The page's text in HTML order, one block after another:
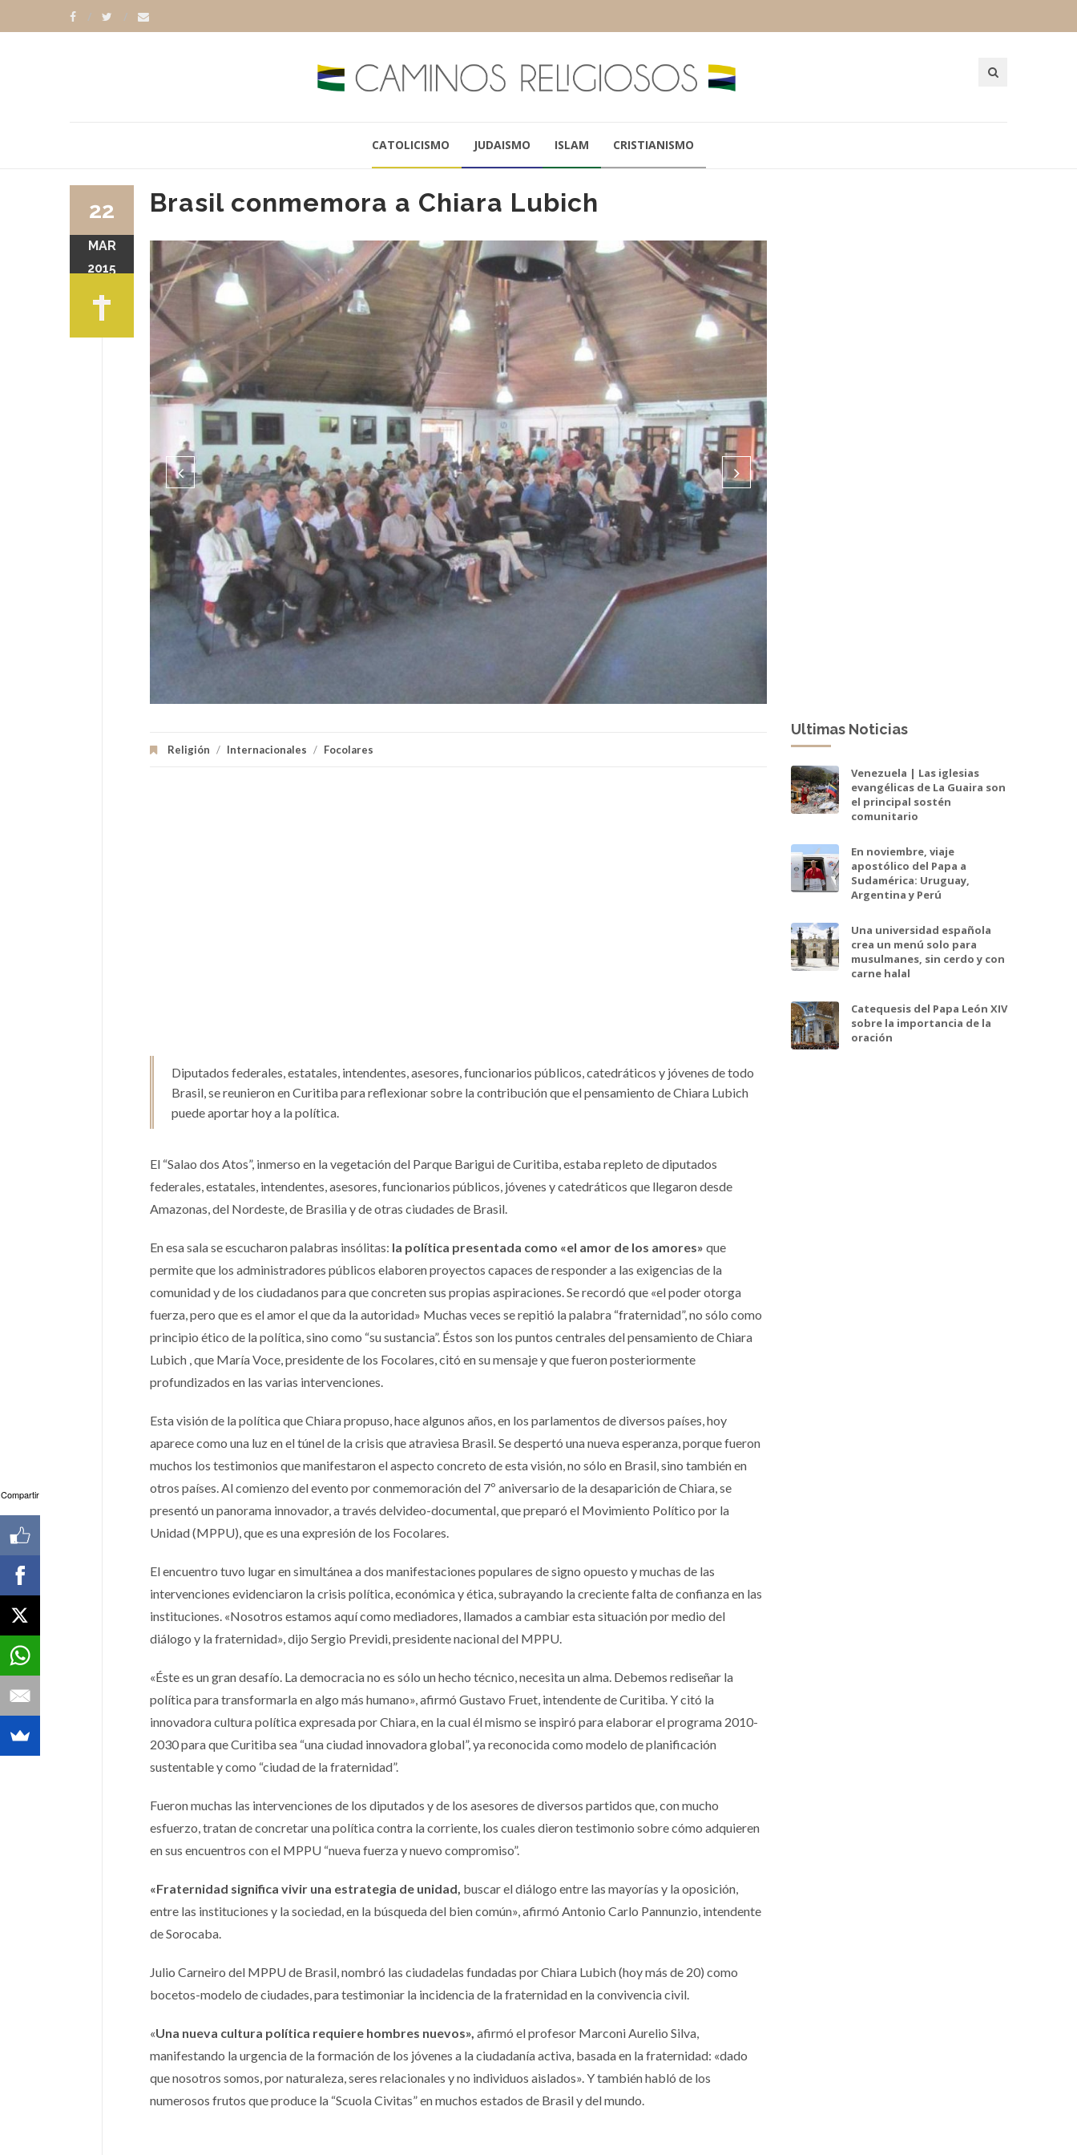
CATOLICISMO JUDAISMO ISLAM CRISTIANISMO
Brasil conmemora a Chiara Lubich
Religión / Internacionales / Focolares
22
MAR
2015
Diputados federales, estatales, intendentes, asesores, funcionarios públicos, catedráticos y jóvenes de todo
Brasil, se reunieron en Curitiba para reflexionar sobre la contribución que el pensamiento de Chiara Lubich
puede aportar hoy a la política.
El “Salao dos Atos”, inmerso en la vegetación del Parque Barigui de Curitiba, estaba repleto de diputados
federales, estatales, intendentes, asesores, funcionarios públicos, jóvenes y catedráticos que llegaron desde
Amazonas, del Nordeste, de Brasilia y de otras ciudades de Brasil.
En esa sala se escucharon palabras insólitas: la política presentada como «el amor de los amores» que
permite que los administradores públicos elaboren proyectos capaces de responder a las exigencias de la
comunidad y de los ciudadanos para que concreten sus propias aspiraciones. Se recordó que «el poder otorga
fuerza, pero que es el amor el que da la autoridad» Muchas veces se repitió la palabra “fraternidad”, no sólo como
principio ético de la política, sino como “su sustancia”. Éstos son los puntos centrales del pensamiento de Chiara
Lubich , que María Voce, presidente de los Focolares, citó en su mensaje y que fueron posteriormente
profundizados en las varias intervenciones.
Esta visión de la política que Chiara propuso, hace algunos años, en los parlamentos de diversos países, hoy
aparece como una luz en el túnel de la crisis que atraviesa Brasil. Se despertó una nueva esperanza, porque fueron
muchos los testimonios que manifestaron el aspecto concreto de esta visión, no sólo en Brasil, sino también en
otros países. Al comienzo del evento por conmemoración del 7º aniversario de la desaparición de Chiara, se
presentó un panorama innovador, a través delvideo-documental, que preparó el Movimiento Político por la
Unidad (MPPU), que es una expresión de los Focolares.
El encuentro tuvo lugar en simultánea a dos manifestaciones populares de signo opuesto y muchas de las
intervenciones evidenciaron la crisis política, económica y ética, subrayando la creciente falta de confianza en las
instituciones. «Nosotros estamos aquí como mediadores, llamados a cambiar esta situación por medio del
diálogo y la fraternidad», dijo Sergio Previdi, presidente nacional del MPPU.
«Éste es un gran desafío. La democracia no es sólo un hecho técnico, necesita un alma. Debemos rediseñar la
política para transformarla en algo más humano», afirmó Gustavo Fruet, intendente de Curitiba. Y citó la
innovadora cultura política expresada por Chiara, en la cual él mismo se inspiró para elaborar el programa 2010-
2030 para que Curitiba sea “una ciudad innovadora global”, ya reconocida como modelo de planificación
sustentable y como “ciudad de la fraternidad”.
Fueron muchas las intervenciones de los diputados y de los asesores de diversos partidos que, con mucho
esfuerzo, tratan de concretar una política contra la corriente, los cuales dieron testimonio sobre cómo adquieren
en sus encuentros con el MPPU “nueva fuerza y nuevo compromiso”.
«Fraternidad significa vivir una estrategia de unidad, buscar el diálogo entre las mayorías y la oposición,
entre las instituciones y la sociedad, en la búsqueda del bien común», afirmó Antonio Carlo Pannunzio, intendente
de Sorocaba.
Julio Carneiro del MPPU de Brasil, nombró las ciudadelas fundadas por Chiara Lubich (hoy más de 20) como
bocetos-modelo de ciudades, para testimoniar la incidencia de la fraternidad en la convivencia civil.
«Una nueva cultura política requiere hombres nuevos», afirmó el profesor Marconi Aurelio Silva,
manifestando la urgencia de la formación de los jóvenes a la ciudadanía activa, basada en la fraternidad: «dado
que nosotros somos, por naturaleza, seres relacionales y no individuos aislados». Y también habló de los
numerosos frutos que produce la “Scuola Civitas” en muchos estados de Brasil y del mundo.
Ultimas Noticias
Venezuela | Las iglesias
evangélicas de La Guaira son
el principal sostén
comunitario
En noviembre, viaje
apostólico del Papa a
Sudamérica: Uruguay,
Argentina y Perú
Una universidad española
crea un menú solo para
musulmanes, sin cerdo y con
carne halal
Catequesis del Papa León XIV
sobre la importancia de la
oración
Compartir